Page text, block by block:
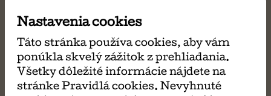
MÔŽE SA VÁM TIEŽ
PÁČIŤ
Nastavenia cookies
Táto stránka používa cookies, aby vám
ponúkla skvelý zážitok z prehliadania.
Všetky dôležité informácie nájdete na
stránke Pravidlá cookies. Nevyhnuté